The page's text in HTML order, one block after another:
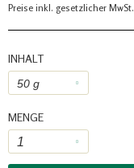
Preise inkl. gesetzlicher MwSt.
INHALT
MENGE